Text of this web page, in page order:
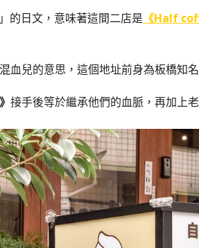
的日文，意味著這間二店是 《Half
血兒的意思，這個地址前身為板橋知
接手後等於繼承他們的血脈，再加上